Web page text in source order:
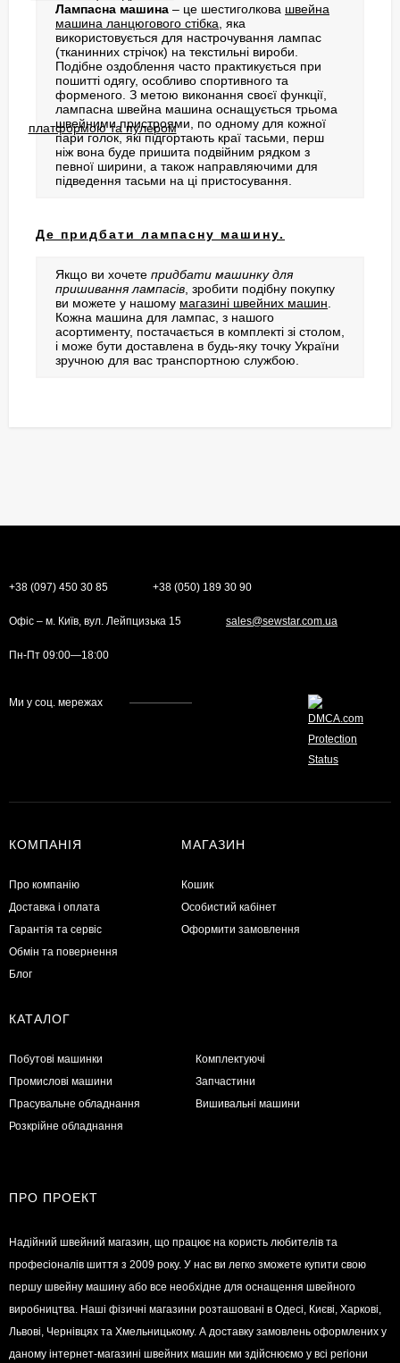
Лампасна машина – це шестиголкова швейна
машина ланцюгового стібка , яка
використовується для настрочування лампас
(тканинних стрічок) на текстильні вироби.
Подібне оздоблення часто практикується при
пошитті одягу, особливо спортивного та
форменого. З метою виконання своєї функції,
лампасна швейна машина оснащується трьома
швейними пристроями, по одному для кожної
пари голок, які підгортають краї тасьми, перш
ніж вона буде пришита подвійним рядком з
певної ширини, а також направляючими для
підведення тасьми на ці пристосування.
Де придбати лампасну машину.
Якщо ви хочете придбати машинку для
пришивання лампасів , зробити подібну покупку
ви можете у нашому магазині швейних машин
Кожна машина для лампас, з нашого
асортименту, постачається в комплекті зі столом,
і може бути доставлена в будь-яку точку України
зручною для вас транспортною службою.
+38 (097) 450 30 85 +38 (050) 189 30 90
Офіс – м. Київ, вул. Лейпцизька 15 sales@sewstar.com.ua
Пн-Пт 09:00—18:00
Ми у соц. мережах
КОМПАНІЯ
Про компанію
Доставка і оплата
Гарантія та сервіс
Обмін та повернення
Блог
МАГАЗИН
Кошик
Особистий кабінет
Оформити замовлення
КАТАЛОГ
Побутові машинки
Промислові машини
Прасувальне обладнання
Розкрійне обладнання
Комплектуючі
Запчастини
Вишивальні машини
ПРО ПРОЕКТ
Надійний швейний магазин, що працює на користь любителів та
професіоналів шиття з 2009 року. У нас ви легко зможете купити свою
першу швейну машину або все необхідне для оснащення швейного
виробництва. Наші фізичні магазини розташовані в Одесі, Києві, Харкові,
Львові, Чернівцях та Хмельницькому. А доставку замовлень оформлених у
даному інтернет-магазині швейних машин ми здійснюємо у всі регіони